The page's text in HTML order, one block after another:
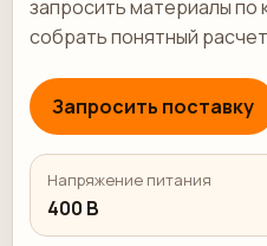
запросить материалы по
собрать понятный
Запросить поставку
Напряжение питания
400 В